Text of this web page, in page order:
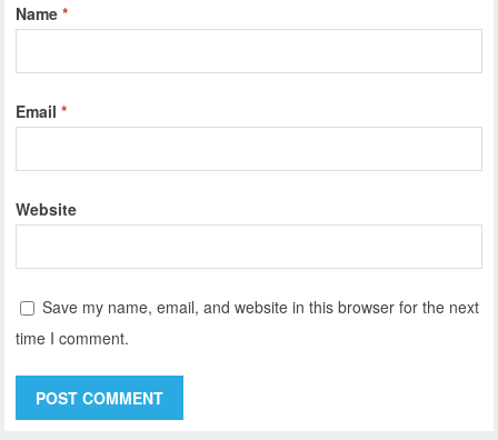
Name*
Email*
Website
Save my name, email, and website in this browser for the next
time I comment.